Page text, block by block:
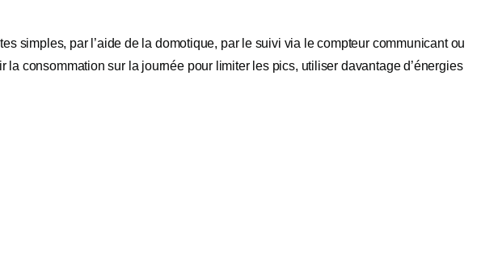
simples, par l’aide de la domotique, par le suivi via le compteur communicant ou
consommation sur la journée pour limiter les pics, utiliser davantage d’énergies